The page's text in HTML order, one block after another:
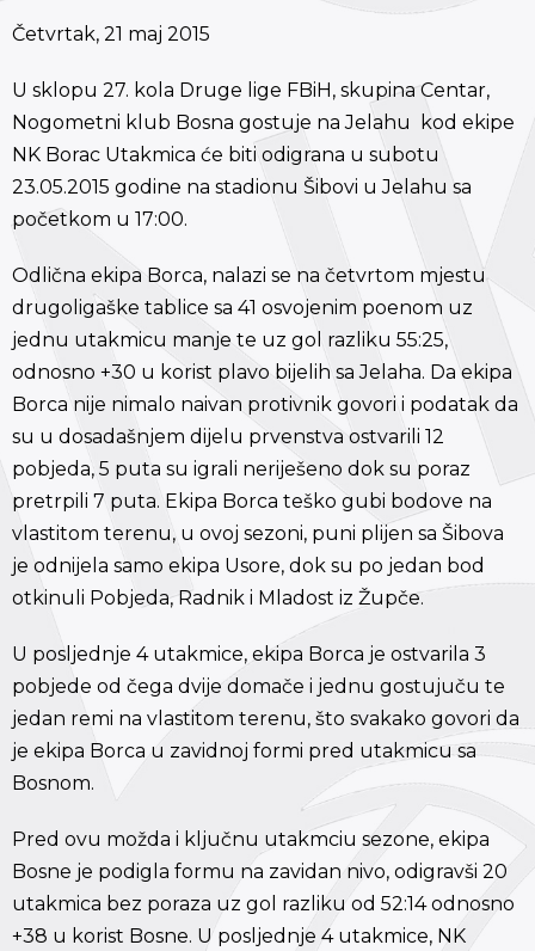
Četvrtak, 21 maj 2015
U sklopu 27. kola Druge lige FBiH, skupina Centar,
Nogometni klub Bosna gostuje na Jelahu kod ekipe
NK Borac Utakmica će biti odigrana u subotu
23.05.2015 godine na stadionu Šibovi u Jelahu sa
početkom u 17:00.
Odlična ekipa Borca, nalazi se na četvrtom mjestu
drugoligaške tablice sa 41 osvojenim poenom uz
jednu utakmicu manje te uz gol razliku 55:25,
odnosno +30 u korist plavo bijelih sa Jelaha. Da ekipa
Borca nije nimalo naivan protivnik govori i podatak da
su u dosadašnjem dijelu prvenstva ostvarili 12
pobjeda, 5 puta su igrali neriješeno dok su poraz
pretrpili 7 puta. Ekipa Borca teško gubi bodove na
vlastitom terenu, u ovoj sezoni, puni plijen sa Šibova
je odnijela samo ekipa Usore, dok su po jedan bod
otkinuli Pobjeda, Radnik i Mladost iz Župče.
U posljednje 4 utakmice, ekipa Borca je ostvarila 3
pobjede od čega dvije domače i jednu gostujuču te
jedan remi na vlastitom terenu, što svakako govori da
je ekipa Borca u zavidnoj formi pred utakmicu sa
Bosnom.
Pred ovu možda i ključnu utakmciu sezone, ekipa
Bosne je podigla formu na zavidan nivo, odigravši 20
utakmica bez poraza uz gol razliku od 52:14 odnosno
+38 u korist Bosne. U posljednje 4 utakmice, NK